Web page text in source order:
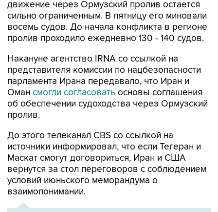
восемь судов. До начала конфликта в регионе
пролив проходило ежедневно 130 - 140 судов.
Накануне агентство IRNA со ссылкой на
парламента Ирана передавало, что Иран и
Омансмогли согласовать основы соглашения
об обеспечении судоходства через Ормузский
пролив.
До этого телеканал CBS со ссылкой на
Маскат смогут договориться, Иран и США
вернутся за стол переговоров с соблюдением
условий июньского меморандума о
взаимопонимании.
ХРОНИКА